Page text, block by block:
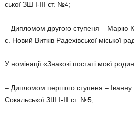
ської ЗШ І-ІІІ ст. №4;
– Дипломом другого ступеня – Марію
с. Новий Витків Радехівської місь­кої
У номінації «Знакові постаті моєї
– Дипломом першого ступеня – Іванну
Сокальської ЗШ І-ІІІ ст. №5;